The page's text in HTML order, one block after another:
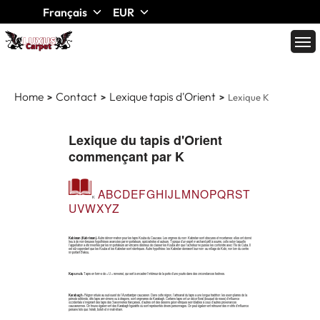
Français EUR
Home Contact Lexique tapis d'Orient Lexique K
Lexique du tapis d'Orient
commençant par K
K ABCDEFGHIJLMNOPQRST
UVWXYZ
Kabistan (Kabristan):Autre dénomination pour les tapis Kouba du Caucase. Les origines du nom Kabistan sont obscures et incertaines: elles ont donné
lieu à de nombreuses hypothèses avancées par importateurs, spécialistes et auteurs. Typique d’un esprit marchand prêt à sourire, celle selon laquelle
l’appellation a été inventée par les importateurs américains désireux de classer les Kouba afin que l’acheteur ne puisse les confondre avec l’île de Cuba. Il
est sûr cependant que les Kouba et les Kabistan sont identiques. Autre hypothèse: les Kabistan devraient leur nom au village de Kobi, non loin du centre
important Bakou.
Kapunuk:Tapis en forme de « U » renversé, qui sert à encadrer l’intérieur de la porte d’une yourte dans des circonstances festives.
Karabagh:Région située au sud-ouest de l’Azerbaïdjan caucasien. Dans cette région, l’artisanat du tapis a une longue tradition: les exemplaires de la
période séfévide, dits tapis arméniens ou à dragons, sont originaires de Karabagh. Certains tapis ont un décor floral (bouquet de roses) d’influence
occidentale s’inspirant des tapis des Savonneries françaises, d’autres ont des dessins géométriques semblables à ceux d’autres provenances
caucasiennes. On trouve également des Karabagh figuratifs où sont représentés divers personnages. On peut également retrouver des motifs d’influence
persane tels que: hérati, boteh et minah-khani.